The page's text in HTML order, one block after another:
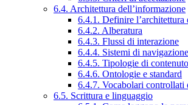
6.4. Architettura dell’informazione
6.4.1. Definire l’architettura
6.4.2. Alberatura
6.4.3. Flussi di interazione
6.4.4. Sistemi di navigazione
6.4.5. Tipologie di
6.4.6. Ontologie e standard
6.4.7. Vocabolari controllati
6.5. Scrittura e linguaggio